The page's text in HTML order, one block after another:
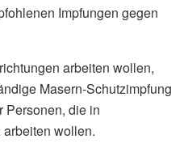
Impfungen gegen
arbeiten wollen,
Masern-Schutzimpfung
Personen, die in
wollen.